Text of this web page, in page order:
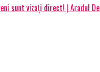
sunt vizați direct! | Aradul